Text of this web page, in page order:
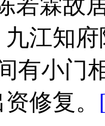
江知
有小门
修复。